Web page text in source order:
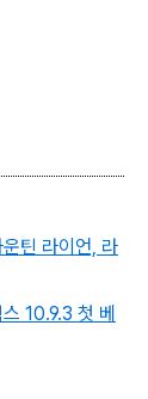
틴 라이언, 라
10.9.3 첫 베